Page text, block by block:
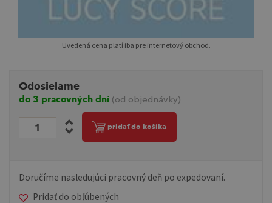
Uvedená cena platí iba pre internetový obchod.
Odosielame
do 3 pracovných dní (od objednávky)
pridať do košíka
Doručíme nasledujúci pracovný deň po expedovaní.
Pridať do obľúbených